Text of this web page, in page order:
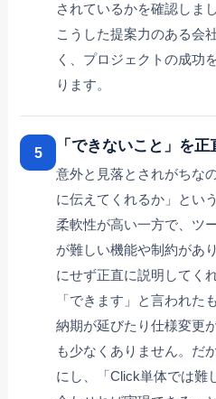
されているかを確認しま
こうした提案力のある会
く、プロジェクトの成功
ります。
5 「できないこと」を
意外と見落とされがちな
に伝えてくれるか」とい
柔軟性が高い一方で、ツ
が難しい機能や制約があ
にせず正直に説明してく
「できます」と言われた
納期が延びたり仕様変更
も少なくありません。だ
にし、「Click単体では難